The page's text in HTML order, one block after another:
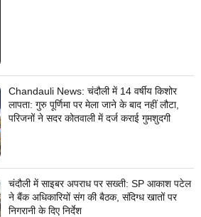
Chandauli News: चंदौली में 14 वर्षीय किशोर
लापता: गुरु पूर्णिमा पर मेला जाने के बाद नहीं लौटा,
परिजनों ने सदर कोतवाली में दर्ज कराई गुमशुदगी
चंदौली में साइबर अपराध पर सख्ती: SP आकाश पटेल
ने बैंक अधिकारियों संग की बैठक, संदिग्ध खातों पर
निगरानी के दिए निर्देश